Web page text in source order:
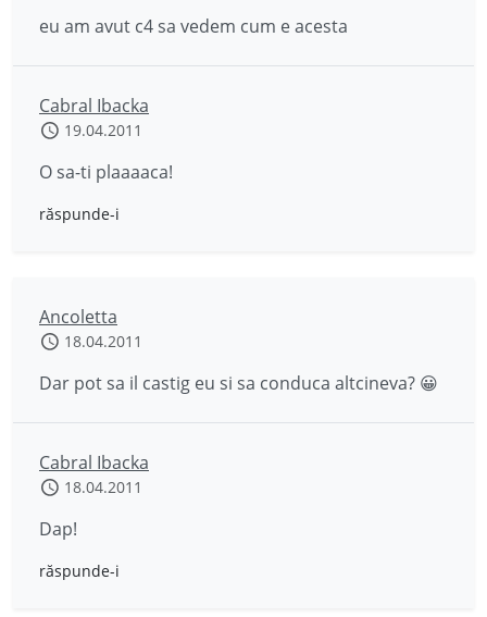
eu am avut c4 sa vedem cum e acesta
Cabral Ibacka
19.04.2011
O sa-ti plaaaaca!
răspunde-i
Ancoletta
18.04.2011
Dar pot sa il castig eu si sa conduca altcineva? 😀
Cabral Ibacka
18.04.2011
Dap!
răspunde-i